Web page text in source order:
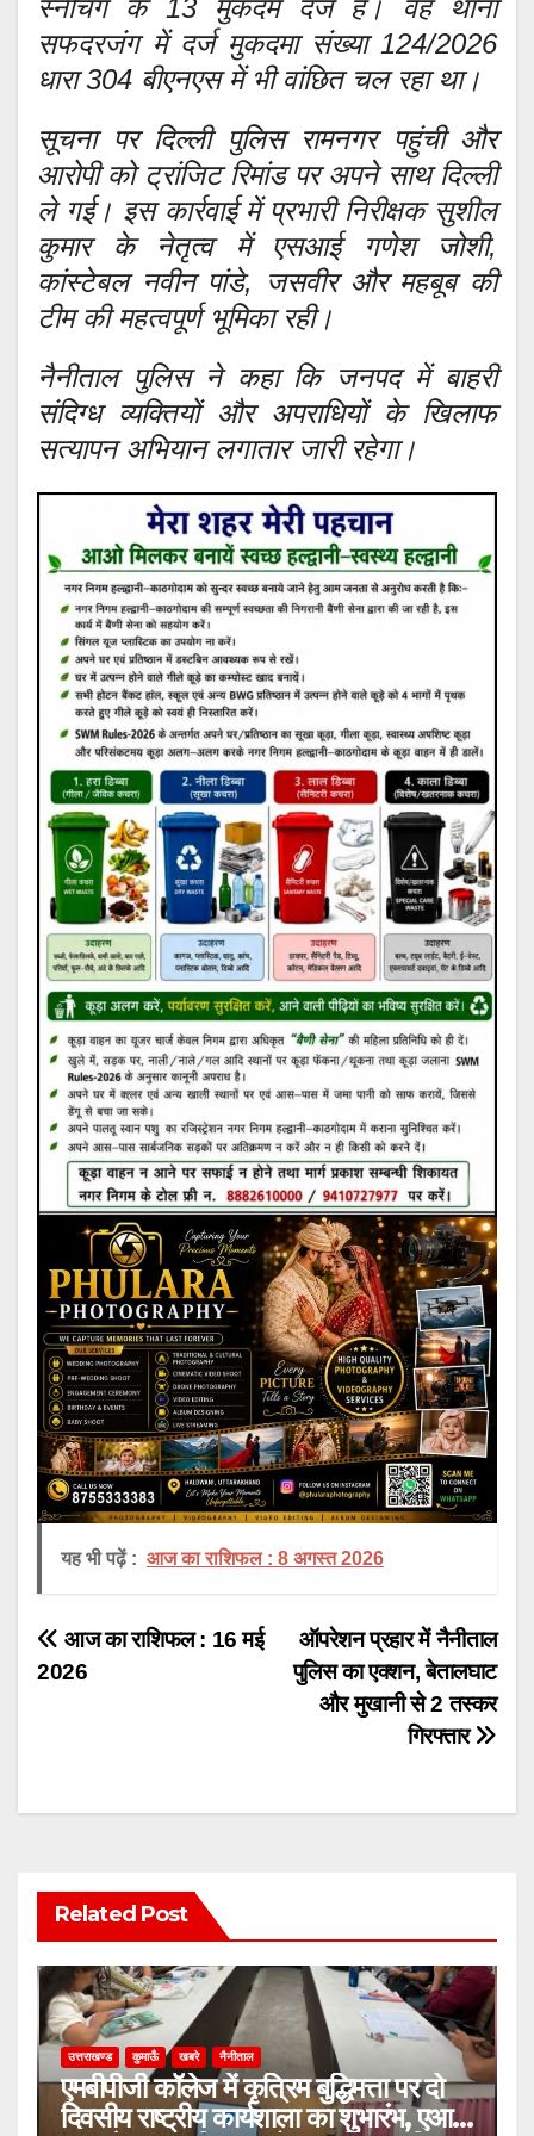
स्नैचिंग के 13 मुकदमे दर्ज हैं। वह थाना
सफदरजंग में दर्ज मुकदमा संख्या 124/2026
धारा 304 बीएनएस में भी वांछित चल रहा था।
सूचना पर दिल्ली पुलिस रामनगर पहुंची और
आरोपी को ट्रांजिट रिमांड पर अपने साथ दिल्ली
ले गई। इस कार्रवाई में प्रभारी निरीक्षक सुशील
कुमार के नेतृत्व में एसआई गणेश जोशी,
कांस्टेबल नवीन पांडे, जसवीर और महबूब की
टीम की महत्वपूर्ण भूमिका रही।
नैनीताल पुलिस ने कहा कि जनपद में बाहरी
संदिग्ध व्यक्तियों और अपराधियों के खिलाफ
सत्यापन अभियान लगातार जारी रहेगा।
यह भी पढ़ें : आज का राशिफल : 8 अगस्त 2026
Post
ऑपरेशन प्रहार में नैनीताल
पुलिस का एक्शन, बेतालघाट
और मुखानी से 2 तस्कर
गिरफ्तार
आज का राशिफल : 16 मई
2026
Related Post
उत्तराखण्ड कुमाऊँ खबरे नैनीताल
एमबीपीजी कॉलेज में कृत्रिम बुद्धिमत्ता पर दो
दिवसीय राष्ट्रीय कार्यशाला का शुभारंभ, एआई